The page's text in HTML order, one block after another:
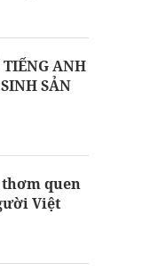
ANH
SẢN
quen
Việt